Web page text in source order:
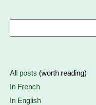
All posts (worth reading)
In French
In English